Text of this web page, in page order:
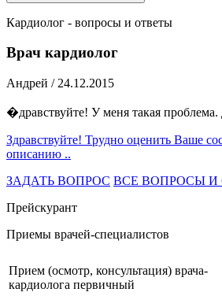
Кардиолог - вопросы и ответы
Врач кардиолог
Андрей / 24.12.2015
�дравствуйте! У меня такая проблема.
Здравствуйте! Трудно оценить Ваше
описанию ..
ЗАДАТЬ ВОПРОС ВСЕ ВОПРОСЫ И
Прейскурант
Приемы врачей-специалистов
Прием (осмотр, консультация) врача-
кардиолога первичный